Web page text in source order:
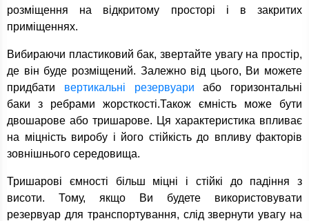
розміщення на відкритому просторі і в закритих
приміщеннях.
Вибираючи пластиковий бак, звертайте увагу на простір,
де він буде розміщений. Залежно від цього, Ви можете
придбати вертикальні резервуари або горизонтальні
баки з ребрами жорсткості.Також ємність може бути
двошарове або тришарове. Ця характеристика впливає
на міцність виробу і його стійкість до впливу факторів
зовнішнього середовища.
Тришарові ємності більш міцні і стійкі до падіння з
висоти. Тому, якщо Ви будете використовувати
резервуар для транспортування, слід звернути увагу на